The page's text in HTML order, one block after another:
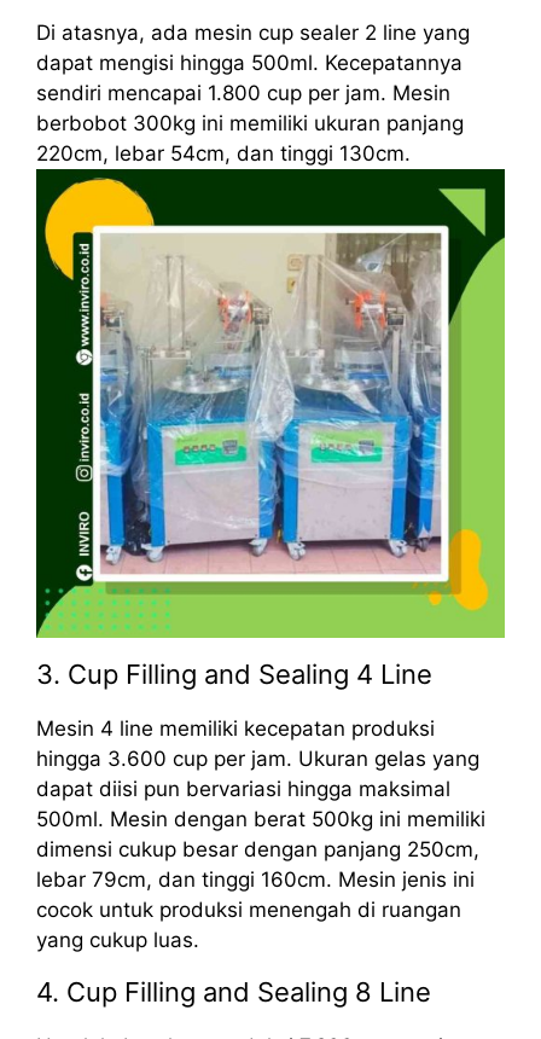
Di atasnya, ada mesin cup sealer 2 line yang
dapat mengisi hingga 500ml. Kecepatannya
sendiri mencapai 1.800 cup per jam. Mesin
berbobot 300kg ini memiliki ukuran panjang
220cm, lebar 54cm, dan tinggi 130cm.
3. Cup Filling and Sealing 4 Line
Mesin 4 line memiliki kecepatan produksi
hingga 3.600 cup per jam. Ukuran gelas yang
dapat diisi pun bervariasi hingga maksimal
500ml. Mesin dengan berat 500kg ini memiliki
dimensi cukup besar dengan panjang 250cm,
lebar 79cm, dan tinggi 160cm. Mesin jenis ini
cocok untuk produksi menengah di ruangan
yang cukup luas.
4. Cup Filling and Sealing 8 Line